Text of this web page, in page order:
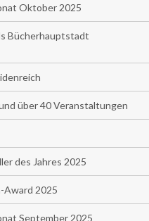
Oktober 2025
Bücherhauptstadt
über 40 Veranstaltungen
des Jahres 2025
Award 2025
September 2025